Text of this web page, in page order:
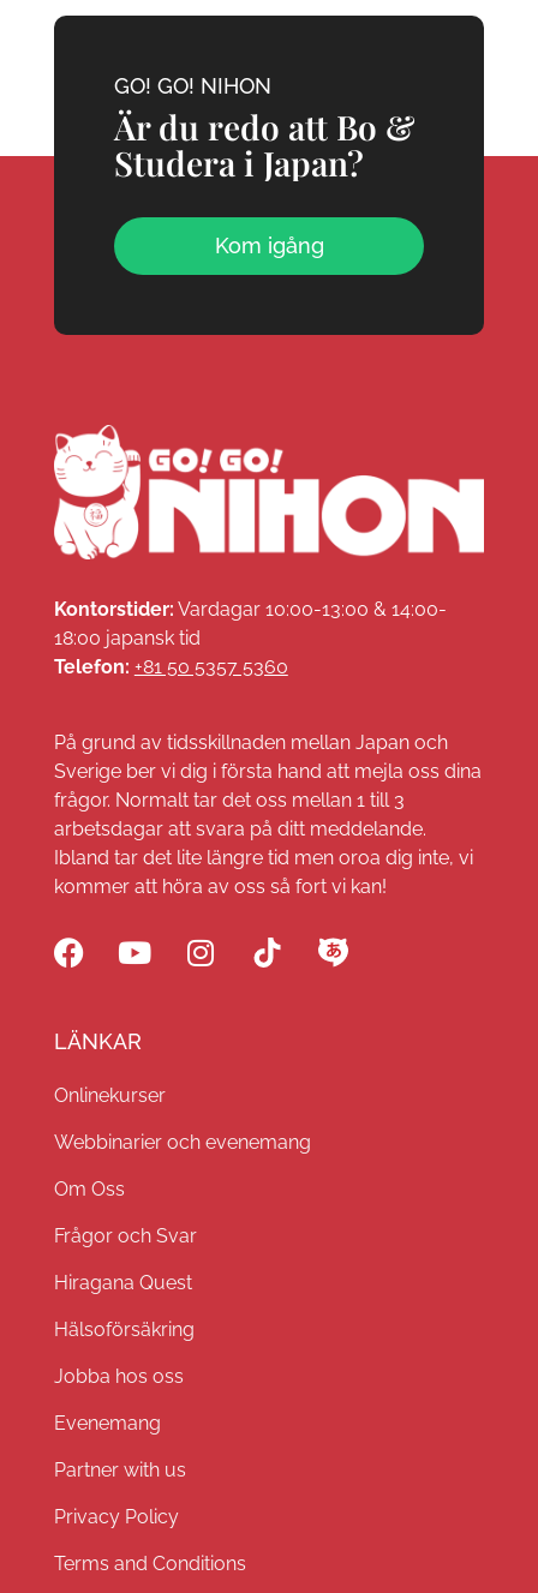
GO! GO! NIHON
Är du redo att Bo &
Studera i Japan?
Kom igång
Kontorstider: Vardagar 10:00-13:00 & 14:00-
18:00 japansk tid
Telefon: +81 50 5357 5360
På grund av tidsskillnaden mellan Japan och
Sverige ber vi dig i första hand att mejla oss dina
frågor. Normalt tar det oss mellan 1 till 3
arbetsdagar att svara på ditt meddelande.
Ibland tar det lite längre tid men oroa dig inte, vi
kommer att höra av oss så fort vi kan!
LÄNKAR
Onlinekurser
Webbinarier och evenemang
Om Oss
Frågor och Svar
Hiragana Quest
Hälsoförsäkring
Jobba hos oss
Evenemang
Partner with us
Privacy Policy
Terms and Conditions